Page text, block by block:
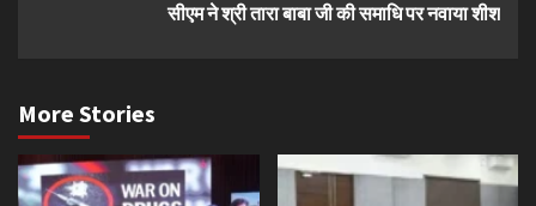
सीएम ने श्री तारा बाबा जी की समाधि पर नवाया शीश
More Stories